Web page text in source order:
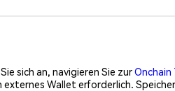
sich an, navigieren Sie zur
Wallet erforderlich.